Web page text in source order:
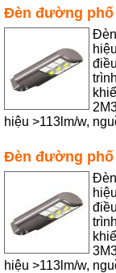
Đèn đường phố
hiệu >113lm/w,
Đèn đường phố
hiệu >113lm/w,